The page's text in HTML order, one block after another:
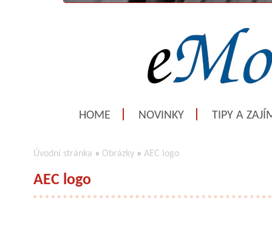
HOME NOVINKY TIPY A
Úvodní stránka » Obrázky » AEC logo
AEC logo